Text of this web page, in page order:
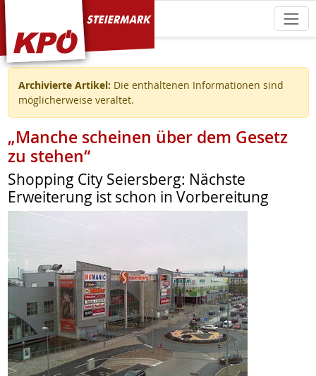
KPÖ Steiermark
Archivierte Artikel: Die enthaltenen Informationen sind
möglicherweise veraltet.
„Manche scheinen über dem Gesetz
zu stehen“
Shopping City Seiersberg: Nächste
Erweiterung ist schon in Vorbereitung